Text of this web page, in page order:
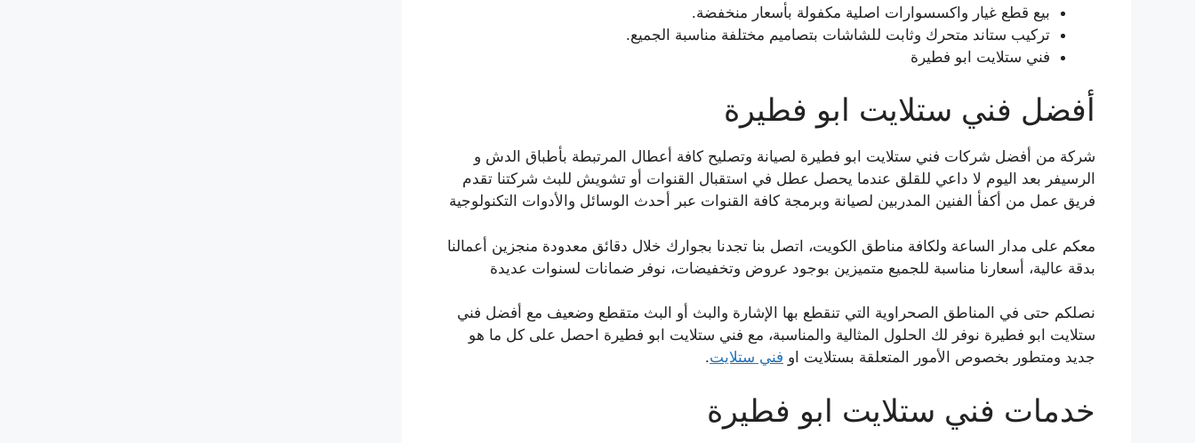
بيع قطع غيار واكسسوارات اصلية مكفولة بأسعار منخفضة.
تركيب ستاند متحرك وثابت للشاشات بتصاميم مختلفة مناسبة الجميع.
فني ستلايت ابو فطيرة
أفضل فني ستلايت ابو فطيرة
شركة من أفضل شركات فني ستلايت ابو فطيرة لصيانة وتصليح كافة أعطال المرتبطة بأطباق الدش و
الرسيفر بعد اليوم لا داعي للقلق عندما يحصل عطل في استقبال القنوات أو تشويش للبث شركتنا تقدم
فريق عمل من أكفأ الفنين المدربين لصيانة وبرمجة كافة القنوات عبر أحدث الوسائل والأدوات التكنولوجية
معكم على مدار الساعة ولكافة مناطق الكويت، اتصل بنا تجدنا بجوارك خلال دقائق معدودة منجزين أعمالنا
بدقة عالية، أسعارنا مناسبة للجميع متميزين بوجود عروض وتخفيضات، نوفر ضمانات لسنوات عديدة
نصلكم حتى في المناطق الصحراوية التي تنقطع بها الإشارة والبث أو البث متقطع وضعيف مع أفضل فني
ستلايت ابو فطيرة نوفر لك الحلول المثالية والمناسبة، مع فني ستلايت ابو فطيرة احصل على كل ما هو
جديد ومتطور بخصوص الأمور المتعلقة بستلايت او فني ستلايت.
خدمات فني ستلايت ابو فطيرة